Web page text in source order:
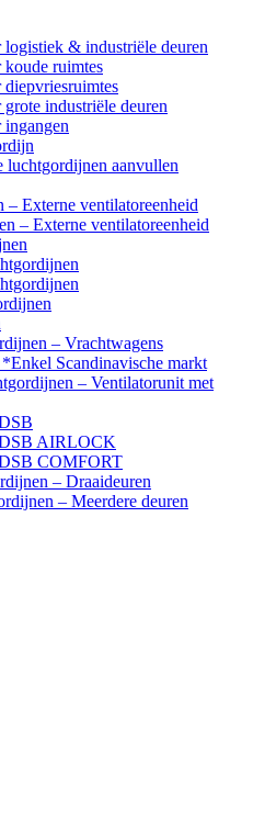
& industriële deuren
ruimtes
industriële deuren
luchtgordijnen aanvullen
Externe ventilatoreenheid
– Externe ventilatoreenheid
– Vrachtwagens
Scandinavische markt
– Ventilatorunit met
AIRLOCK
COMFORT
– Draaideuren
– Meerdere deuren